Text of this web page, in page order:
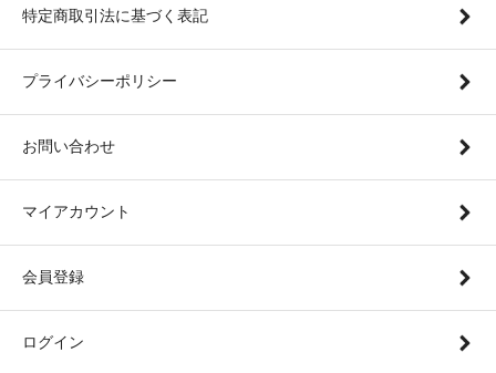
特定商取引法に基づく表記
プライバシーポリシー
お問い合わせ
マイアカウント
会員登録
ログイン